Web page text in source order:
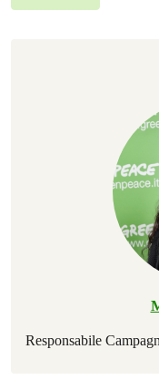
Responsabile